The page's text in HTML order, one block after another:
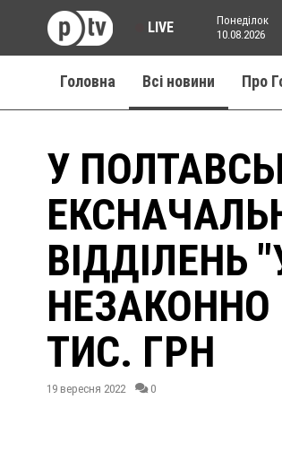
LIVE
Понеділок
10.08.2026
Головна Всі новини Про
У
ВІДДІЛЕНЬ
НЕЗАКОННО
ТИС. ГРН
19 вересня 2022 0